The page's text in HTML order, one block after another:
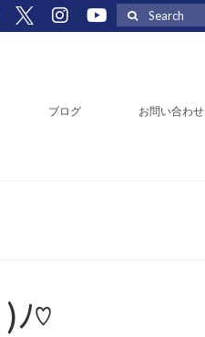
Search
for:
ブログ お問い合わせ
ﾉ♡